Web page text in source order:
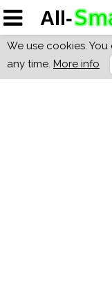
We use cookies.
any time. More info